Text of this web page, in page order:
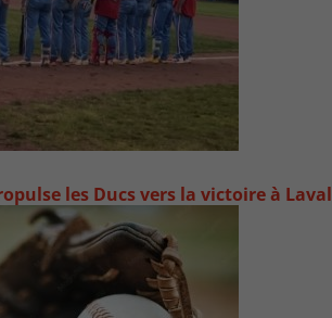
les Ducs vers la victoire à Laval